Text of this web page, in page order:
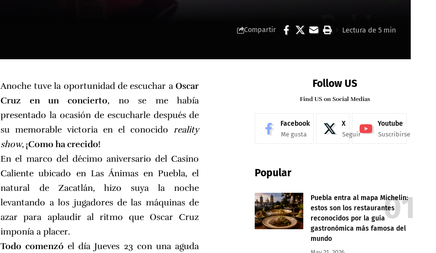
Compartir Lectura de 5 min
Anoche tuve la oportunidad de escuchar aOscar
Cruz en un concierto, no se me había
presentado la ocasión de escucharle después de
su memorable victoria en el conocidoreality
show, ¡Como ha crecido!
En el marco del décimo aniversario del Casino
Caliente ubicado en Las Ánimas en Puebla, el
natural de Zacatlán, hizo suya la noche
levantando a los jugadores de las máquinas de
azar para aplaudir al ritmo que Oscar Cruz
imponía a placer.
Todo comenzó el día Jueves 23 con una aguda
Follow US
Find US on Social Medias
Facebook
Me gusta
X
Seguir
Youtube
Suscribirse
Popular
Puebla entra al mapa Michelin:
estos son los restaurantes
reconocidos por la guía
gastronómica más famosa del
mundo